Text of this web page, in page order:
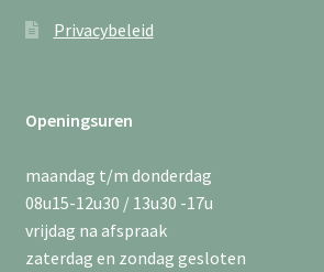
Privacybeleid
Openingsuren
maandag t/m donderdag
08u15-12u30 / 13u30 -17u
vrijdag na afspraak
zaterdag en zondag gesloten